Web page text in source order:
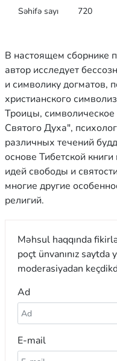
Səhifə sayı 720
В настоящем сборнике
автор исследует
и символику догматов,
христианского
Троицы,
Святого Духа",
различных течений
основе Тибетской
идей свободы и
многие другие
религий.
Məhsul haqqında
poçt ünvanınız saytda
moderasiyadan
Ad
E-mail